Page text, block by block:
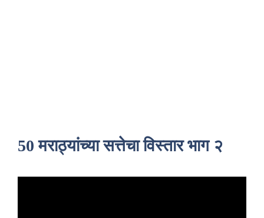
50 मराठ्यांच्या सत्तेचा विस्तार भाग २